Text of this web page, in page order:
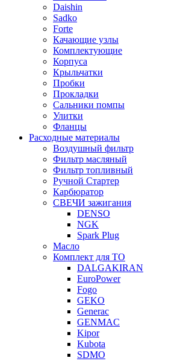
Daishin
Sadko
Forte
Качающие узлы
Комплектующие
Корпуса
Крыльчатки
Пробки
Прокладки
Сальники помпы
Улитки
Фланцы
Расходные материалы
Воздушный фильтр
Фильтр масляный
Фильтр топливный
Ручной Стартер
Карбюратор
СВЕЧИ зажигания
DENSO
NGK
Spark Plug
Масло
Комплект для ТО
DALGAKIRAN
EuroPower
Fogo
GEKO
Generac
GENMAC
Kipor
Kubota
SDMO